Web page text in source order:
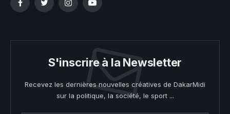
FacebookTwitterInstagramYouTube
S'inscrire à la Newsletter
Recevez les dernières nouvelles créatives de DakarMidi
sur la politique, la société, le sport ...